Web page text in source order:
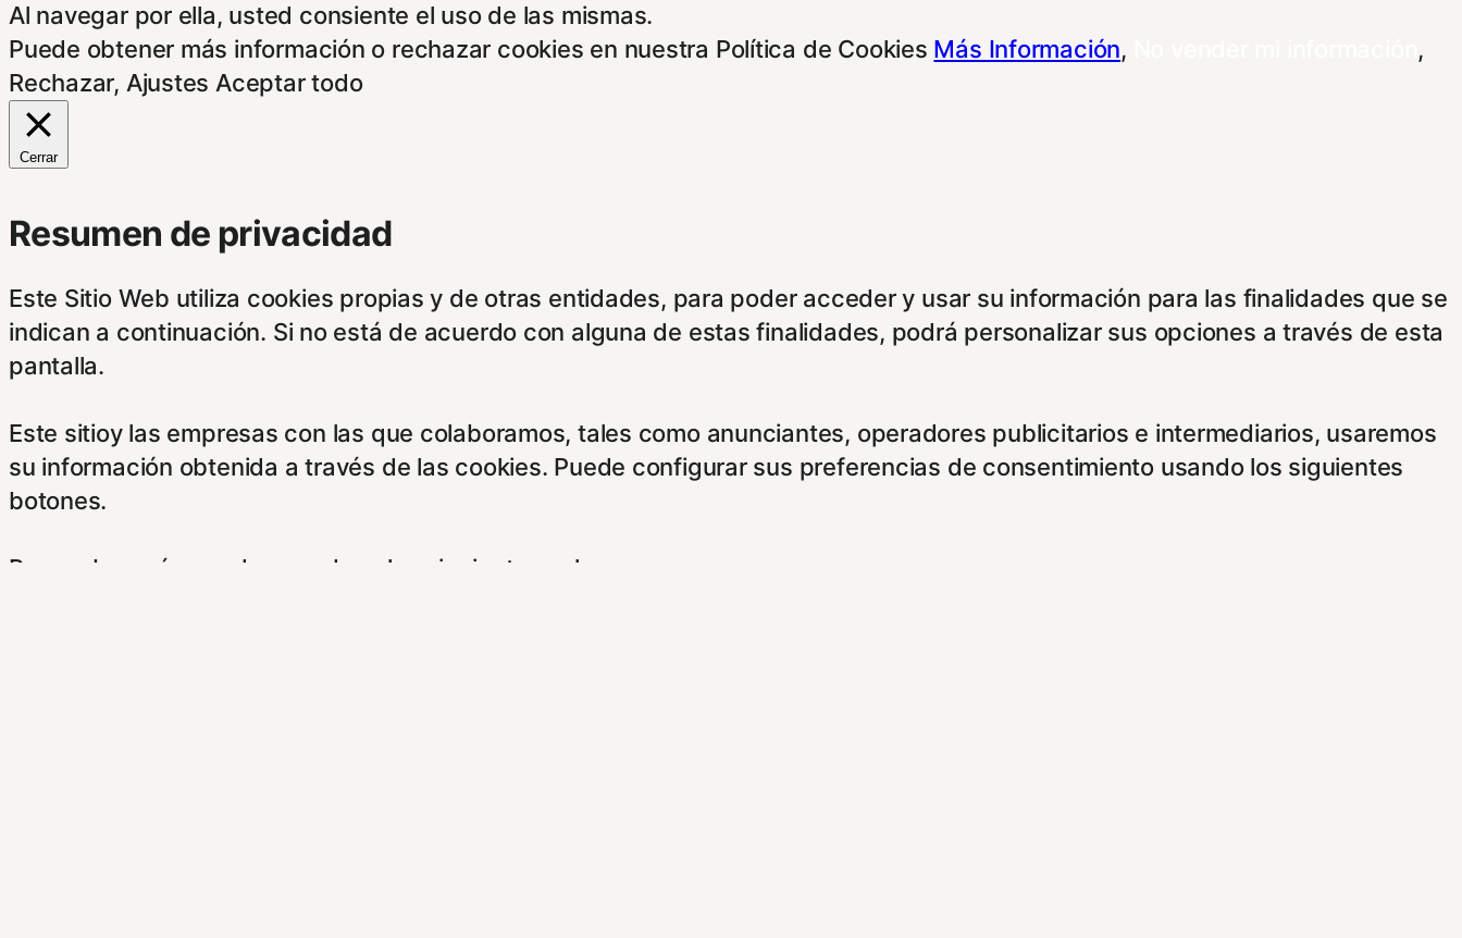
Al navegar por ella, usted consiente el uso de las mismas.
Puede obtener más información o rechazar cookies en nuestra Política de Cookies Más Información,
,
Rechazar, Ajustes Aceptar todo
Cerrar
Resumen de privacidad
Este Sitio Web utiliza cookies propias y de otras entidades, para poder acceder y usar su información para las finalidades que se
indican a continuación. Si no está de acuerdo con alguna de estas finalidades, podrá personalizar sus opciones a través de esta
pantalla.
Este sitioy las empresas con las que colaboramos, tales como anunciantes, operadores publicitarios e intermediarios, usaremos
su información obtenida a través de las cookies. Puede configurar sus preferencias de consentimiento usando los siguientes
botones.
Para saber más puede acceder a los siguientes enlaces: